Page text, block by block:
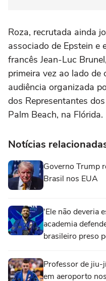
Roza, recrutada ainda
associado de Epstein e
francês Jean-Luc
primeira vez ao lado
audiência organizada
dos Representantes
Palm Beach, na Flórida.
Notícias
Governo Trump
Brasil nos EUA
'Ele não deveria
academia
brasileiro preso
Professor de jiu-
em aeroporto